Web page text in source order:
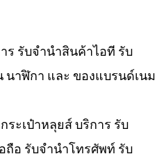
ร รับจำนำสินค้าไอที รับ
าฬิกา และ ของแบรนด์เนม
ระเป๋าหลุยส์ บริการ รับ
อ รับจำนำโทรศัพท์ รับ